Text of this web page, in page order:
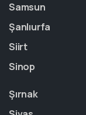
Samsun
Şanlıurfa
Siirt
Sinop
Şırnak